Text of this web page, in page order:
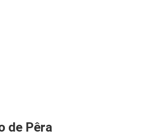
de Pêra